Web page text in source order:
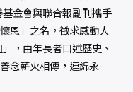
金會與聯合報副刊攜手
恩」之名，徵求感動人
，由年長者口述歷史、
念薪火相傳，連綿永